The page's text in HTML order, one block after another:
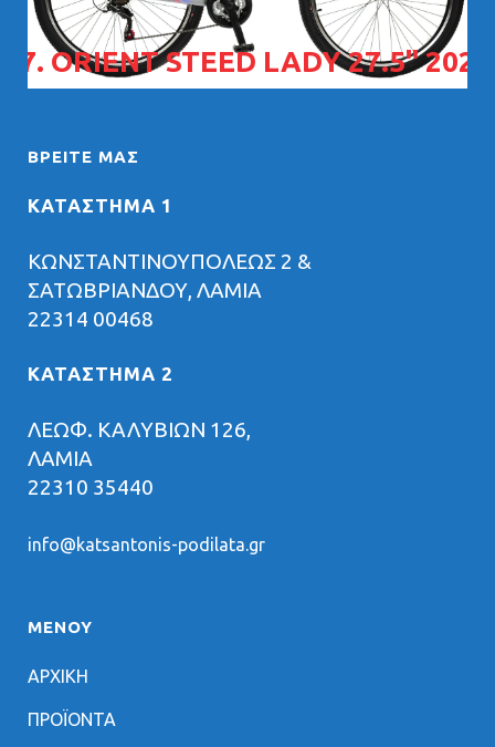
07. ORIENT STEED LADY 27.5" 2026
ΒΡΕΊΤΕ ΜΑΣ
ΚΑΤΑΣΤΗΜΑ 1
ΚΩΝΣΤΑΝΤΙΝΟΥΠΟΛΕΩΣ 2 &
ΣΑΤΩΒΡΙΑΝΔΟΥ, ΛΑΜΙΑ
22314 00468
ΚΑΤΑΣΤΗΜΑ 2
ΛΕΩΦ. ΚΑΛΥΒΙΩΝ 126,
ΛΑΜΙΑ
22310 35440
info@katsantonis-podilata.gr
ΜΕΝΟΥ
ΑΡΧΙΚΗ
ΠΡΟΪΟΝΤΑ